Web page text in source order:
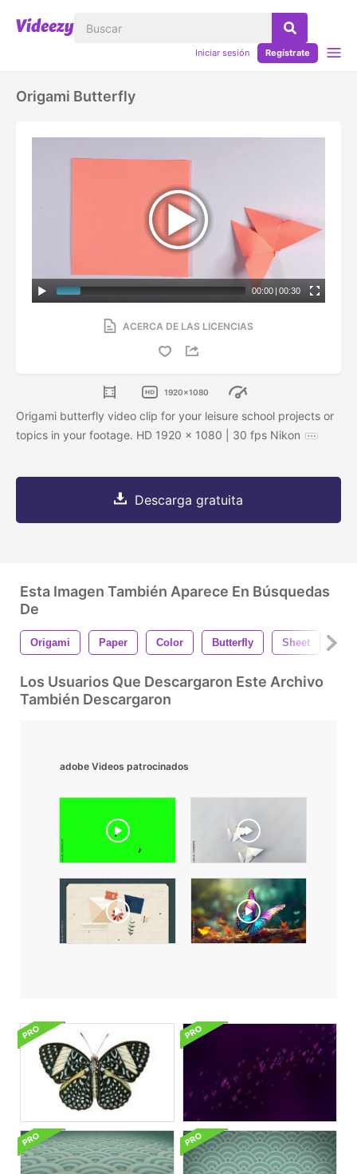
Iniciar sesión Regístrate
Origami Butterfly
00:00 | 00:30
ACERCA DE LAS LICENCIAS
1920x1080
Origami butterfly video clip for your leisure school projects or
topics in your footage. HD 1920 x 1080 | 30 fps Nikon
Descarga gratuita
Esta Imagen También Aparece En Búsquedas
De
Origami Paper Color Butterfly Sheet
Los Usuarios Que Descargaron Este Archivo
También Descargaron
adobe Videos patrocinados